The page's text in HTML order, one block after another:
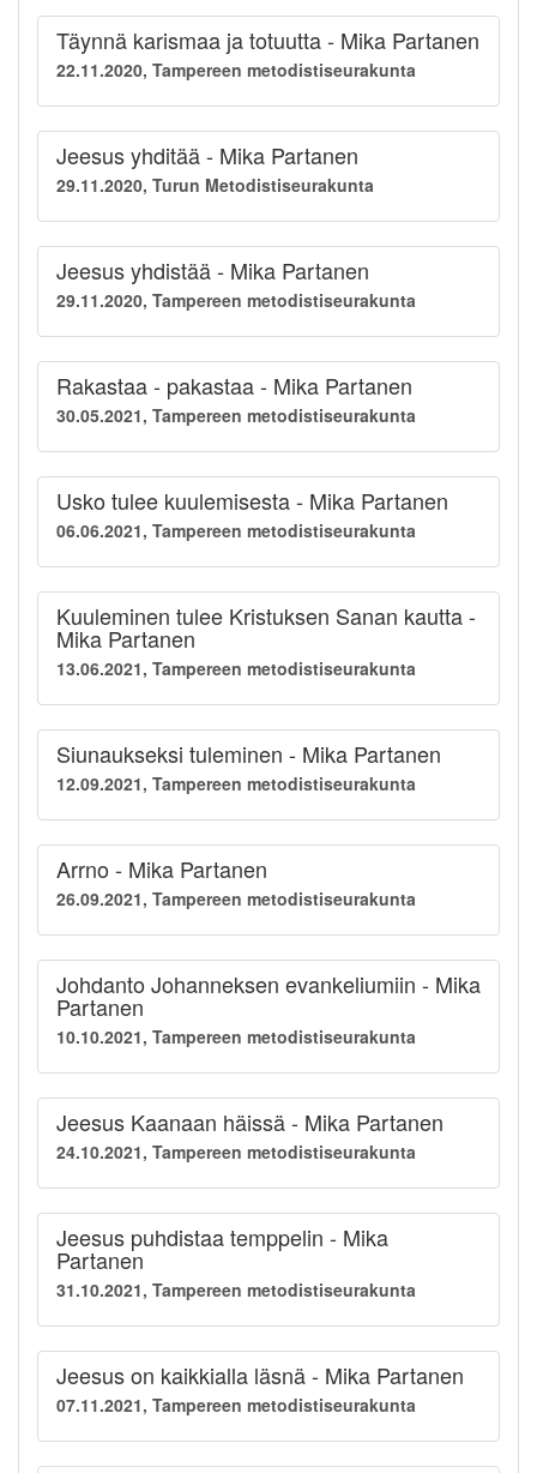
Täynnä karismaa ja totuutta - Mika Partanen
22.11.2020, Tampereen metodistiseurakunta
Jeesus yhditää - Mika Partanen
29.11.2020, Turun Metodistiseurakunta
Jeesus yhdistää - Mika Partanen
29.11.2020, Tampereen metodistiseurakunta
Rakastaa - pakastaa - Mika Partanen
30.05.2021, Tampereen metodistiseurakunta
Usko tulee kuulemisesta - Mika Partanen
06.06.2021, Tampereen metodistiseurakunta
Kuuleminen tulee Kristuksen Sanan kautta -
Mika Partanen
13.06.2021, Tampereen metodistiseurakunta
Siunaukseksi tuleminen - Mika Partanen
12.09.2021, Tampereen metodistiseurakunta
Arrno - Mika Partanen
26.09.2021, Tampereen metodistiseurakunta
Johdanto Johanneksen evankeliumiin - Mika
Partanen
10.10.2021, Tampereen metodistiseurakunta
Jeesus Kaanaan häissä - Mika Partanen
24.10.2021, Tampereen metodistiseurakunta
Jeesus puhdistaa temppelin - Mika
Partanen
31.10.2021, Tampereen metodistiseurakunta
Jeesus on kaikkialla läsnä - Mika Partanen
07.11.2021, Tampereen metodistiseurakunta